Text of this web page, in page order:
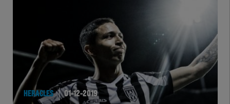
eSports
Academie
HERACLES 01-12-2019